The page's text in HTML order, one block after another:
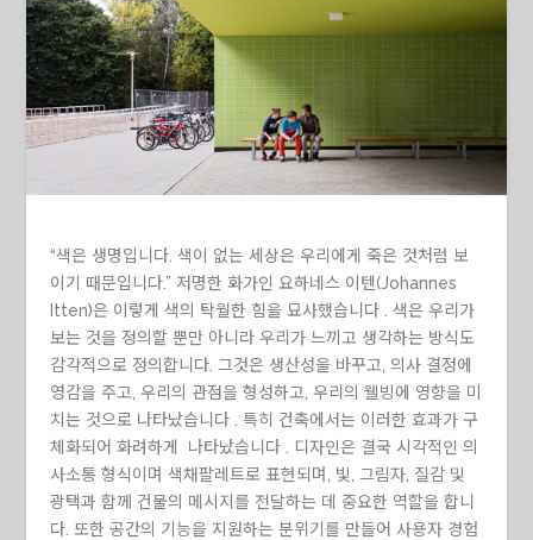
“색은 생명입니다. 색이 없는 세상은 우리에게 죽은 것처럼 보
이기 때문입니다.” 저명한 화가인 요하네스 이텐(Johannes
Itten)은 이렇게 색의 탁월한 힘을 묘사했습니다 . 색은 우리가
보는 것을 정의할 뿐만 아니라 우리가 느끼고 생각하는 방식도
감각적으로 정의합니다. 그것은 생산성을 바꾸고, 의사 결정에
영감을 주고, 우리의 관점을 형성하고, 우리의 웰빙에 영향을 미
치는 것으로 나타났습니다 . 특히 건축에서는 이러한 효과가 구
체화되어 화려하게 나타났습니다 . 디자인은 결국 시각적인 의
사소통 형식이며 색채팔레트로 표현되며, 빛, 그림자, 질감 및
광택과 함께 건물의 메시지를 전달하는 데 중요한 역할을 합니
다. 또한 공간의 기능을 지원하는 분위기를 만들어 사용자 경험